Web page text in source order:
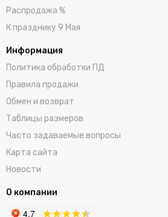
Распродажа %
К празднику 9 Мая
Информация
Политика обработки ПД
Правила продажи
Обмен и возврат
Таблицы размеров
Часто задаваемые вопросы
Карта сайта
Новости
О компании